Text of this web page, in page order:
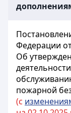
Федерации
Об
пожарной
(с